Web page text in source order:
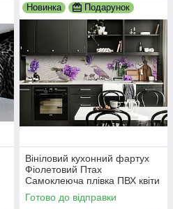
Новинка Подарунок
Вініловий кухонний фартух
Фіолетовий Птах
Самоклеюча плівка ПВХ квіти
метелика букети 600х2000
мм
Готово до відправки